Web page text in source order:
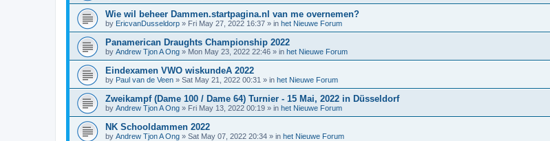
Wie wil beheer Dammen.startpagina.nl van me overnemen?
by EricvanDusseldorp » Fri May 27, 2022 16:37 » in het Nieuwe Forum
Panamerican Draughts Championship 2022
by Andrew Tjon A Ong » Mon May 23, 2022 22:46 » in het Nieuwe Forum
Eindexamen VWO wiskundeA 2022
by Paul van de Veen » Sat May 21, 2022 00:31 » in het Nieuwe Forum
Zweikampf (Dame 100 / Dame 64) Turnier - 15 Mai, 2022 in Düsseldorf
by Andrew Tjon A Ong » Fri May 13, 2022 00:19 » in het Nieuwe Forum
NK Schooldammen 2022
by Andrew Tjon A Ong » Sat May 07, 2022 20:34 » in het Nieuwe Forum